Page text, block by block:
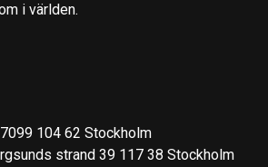
i världen.
104 62 Stockholm
strand 39 117 38 Stockholm